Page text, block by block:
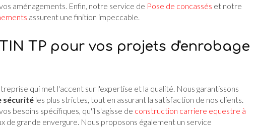
aménagements. Enfin, notre service de Pose de concassés et notre
assurent une finition impeccable.
TP pour vos projets d'enrobage
qui met l'accent sur l'expertise et la qualité. Nous garantissons
sécurité les plus strictes, tout en assurant la satisfaction de nos clients.
besoins spécifiques, qu'il s'agisse de construction carriere equestre à
de grande envergure. Nous proposons également un service